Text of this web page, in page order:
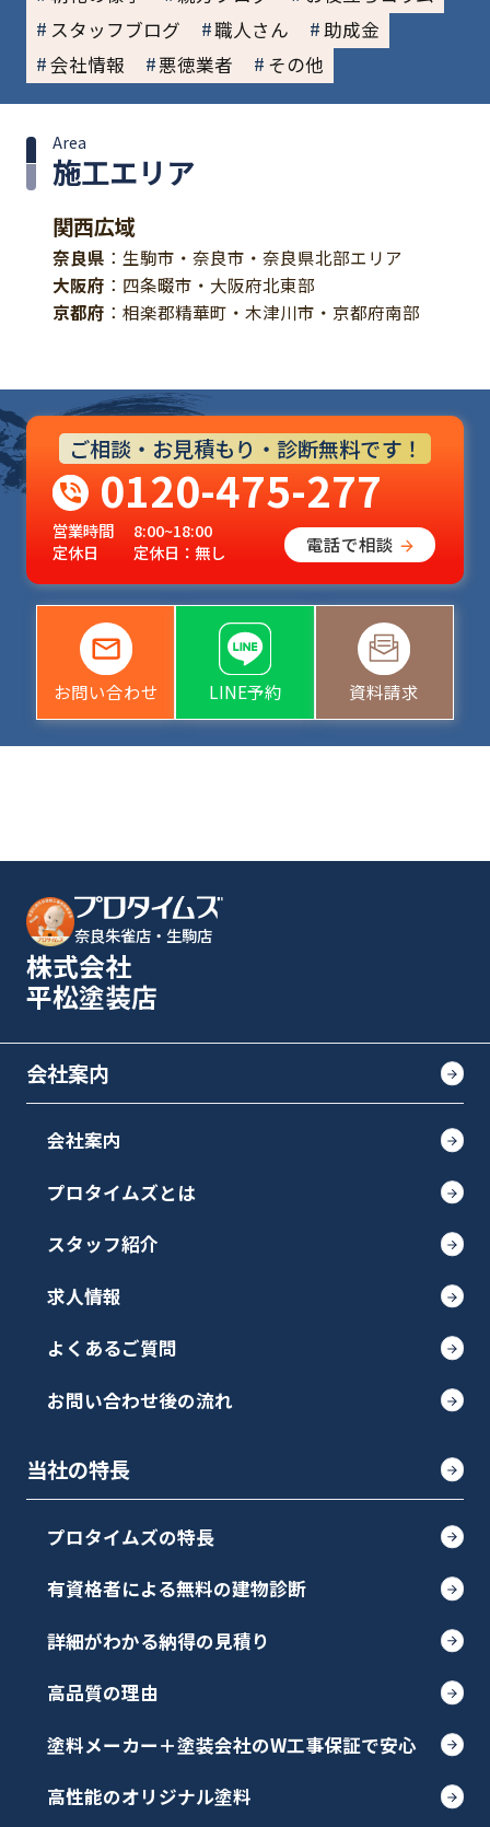
スタッフブログ
職人さん
助成金
会社情報
悪徳業者 その他
施工エリア
Area
関西広域
奈良県 ：生駒市・奈良市・奈良県北部エリア
大阪府 ：四条畷市・大阪府北東部
京都府 ：相楽郡精華町・木津川市・京都府南部
ご相談・お見積もり・診断無料です！
0120-475-277
営業時間
8:00~18:00
定休日
定休日：無し 電話で相談
お問い合わせ LINE予約 資料請求
奈良朱雀店・生駒店
株式会社
平松塗装店
会社案内
会社案内
プロタイムズとは
スタッフ紹介
求人情報
よくあるご質問
お問い合わせ後の流れ
当社の特長
プロタイムズの特長
有資格者による無料の建物診断
詳細がわかる納得の見積り
高品質の理由
塗料メーカー＋塗装会社のW工事保証で安心
高性能のオリジナル塗料